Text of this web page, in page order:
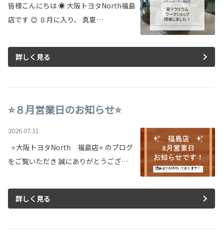
皆様こんにちは ☀ 大阪トヨタNorth福島
店です 😊 ８月に入り、 真夏…
詳しく見る
⭐８月営業日のお知らせ⭐
2026.07.31
⭐大阪トヨタNorth 福島店⭐ のブログ
をご覧いただき 誠にありがとうござ…
詳しく見る